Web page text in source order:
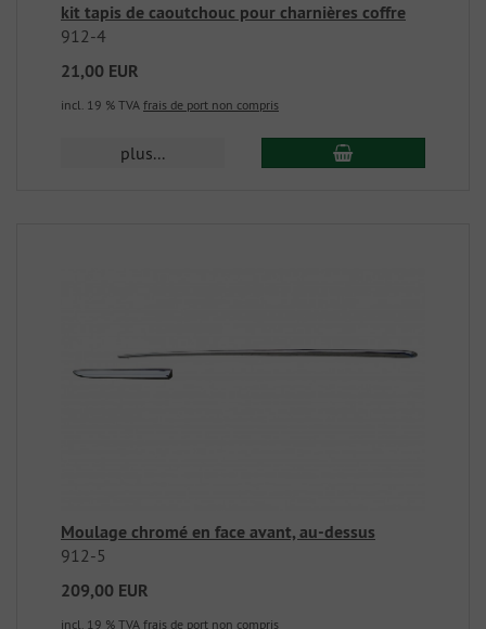
kit tapis de caoutchouc pour charnières coffre
912-4
21,00 EUR
incl. 19 % TVA frais de port non compris
plus...
Moulage chromé en face avant, au-dessus
912-5
209,00 EUR
incl. 19 % TVA frais de port non compris